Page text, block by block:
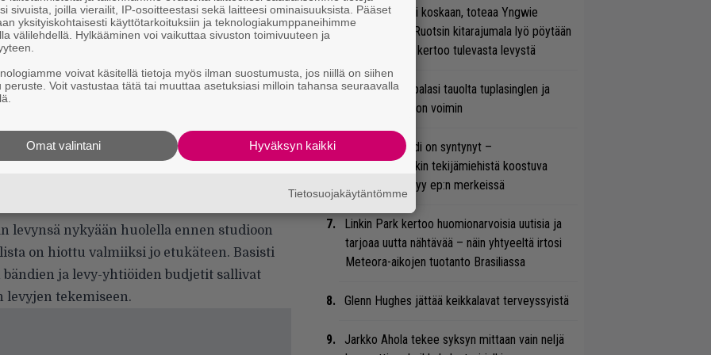
hommamme. Kaikki muut asiat putoilevat
ja ajattelimme levy-yhtiötä,
sitä bisnespuolta, jota hommaan
joka pidetään erillään bisnesmaailmasta.
Inez kertoo neliosaisen
mukavana ja työskentelyn hauskana. 20
hauskaa, mutta on se silti mukavaa työtä.
levynsä nykyään huolella ennen studioon
on hiottu valmiiksi jo etukäteen. Basisti
ja levy-yhtiöiden budjetit sallivat
levyjen tekemiseen.
Se on nyt tai ei koskaan, toteaa Yngwie
Malmsteen – Ruotsin kitarajumala lyö pöytään
uuden biisin ja kertoo tulevasta levystä
Blind Channel palasi tauolta tuplasinglen ja
näyttävän videon voimin
Uusi superbändi on syntynyt –
Vaihtoehtorockin tekijämiehistä koostuva
ryhmä esittäytyy ep:n merkeissä
Linkin Park kertoo huomionarvoisia uutisia ja
tarjoaa uutta nähtävää – näin yhtyeeltä irtosi
Meteora-aikojen tuotanto Brasiliassa
Glenn Hughes jättää keikkalavat terveyssyistä
Jarkko Ahola tekee syksyn mittaan vain neljä
sivuista, joilla vierailit, IP-osoitteestasi sekä laitteesi ominaisuuksista. Pääset
yksityiskohtaisesti käyttötarkoituksiin ja teknologiakumppaneihimme
välilehdellä. Hylkääminen voi vaikuttaa sivuston toimivuuteen ja
voivat käsitellä tietoja myös ilman suostumusta, jos niillä on siihen
peruste. Voit vastustaa tätä tai muuttaa asetuksiasi milloin tahansa seuraavalla
Hyväksyn kaikki
Omat valintani
Tietosuojakäytäntömme